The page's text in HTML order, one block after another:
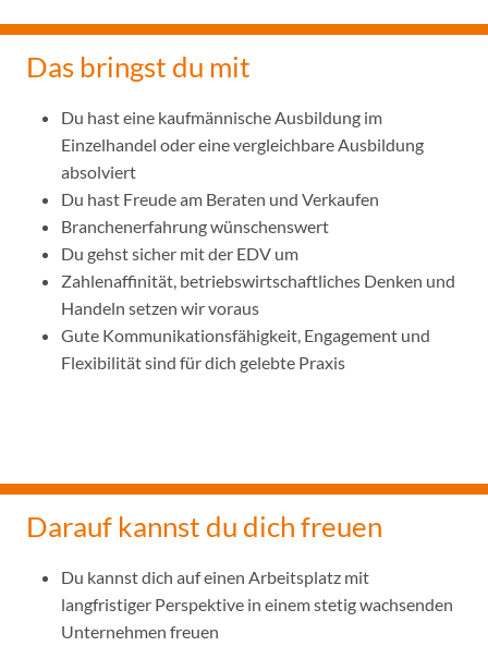
Das bringst du mit
Du hast eine kaufmännische Ausbildung im
Einzelhandel oder eine vergleichbare Ausbildung
absolviert
Du hast Freude am Beraten und Verkaufen
Branchenerfahrung wünschenswert
Du gehst sicher mit der EDV um
Zahlenaffinität, betriebswirtschaftliches Denken und
Handeln setzen wir voraus
Gute Kommunikationsfähigkeit, Engagement und
Flexibilität sind für dich gelebte Praxis
Darauf kannst du dich freuen
Du kannst dich auf einen Arbeitsplatz mit
langfristiger Perspektive in einem stetig wachsenden
Unternehmen freuen